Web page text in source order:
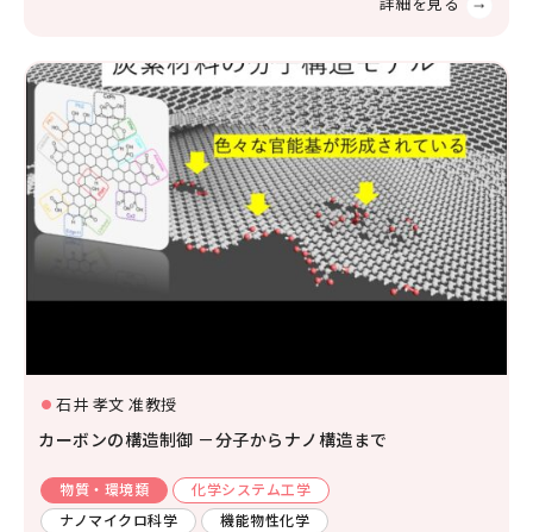
石井 孝文 准教授
カーボンの構造制御 －分子からナノ構造まで
物質・環境類
化学システム工学
ナノマイクロ科学
機能物性化学